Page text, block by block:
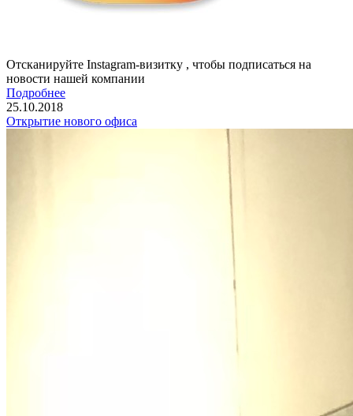
Отсканируйте Instagram-визитку , чтобы подписаться на
новости нашей компании
Подробнее
25.10.2018
Открытие нового офиса